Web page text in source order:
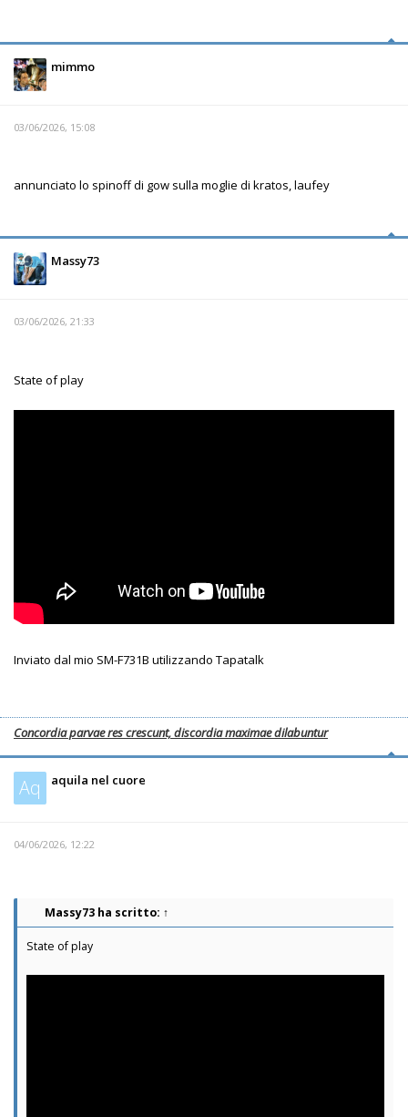
mimmo
03/06/2026, 15:08
annunciato lo spinoff di gow sulla moglie di kratos, laufey
Massy73
03/06/2026, 21:33
State of play
Inviato dal mio SM-F731B utilizzando Tapatalk
Concordia parvae res crescunt, discordia maximae dilabuntur
Aq aquila nel cuore
04/06/2026, 12:22
Massy73 ha scritto: ↑
State of play